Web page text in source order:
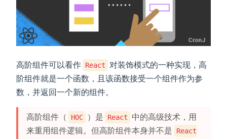
高阶组件可以看作 React 对装饰模式的一种实现，高
阶组件就是一个函数，且该函数接受一个组件作为参
数，并返回一个新的组件。
高阶组件（ HOC ）是 React
中的高级技术，用
来重用组件逻辑。但高阶组件本身并不是
React